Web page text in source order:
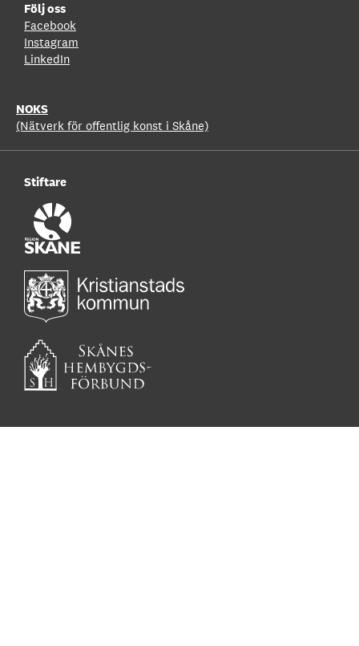
Följ oss
Facebook
Instagram
LinkedIn
NOKS
(Nätverk för offentlig konst i Skåne)
Stiftare